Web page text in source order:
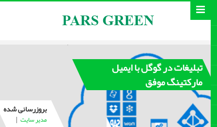
تبلیغات در گوگل با ایمیل
مارکتینگ موفق
بروزرسانی شده
مدیر سایت |